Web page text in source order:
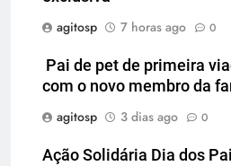
agitosp
7 horas ago 0
Pai de pet de primeira
com o novo membro da
agitosp
3 dias ago 0
Ação Solidária Dia dos